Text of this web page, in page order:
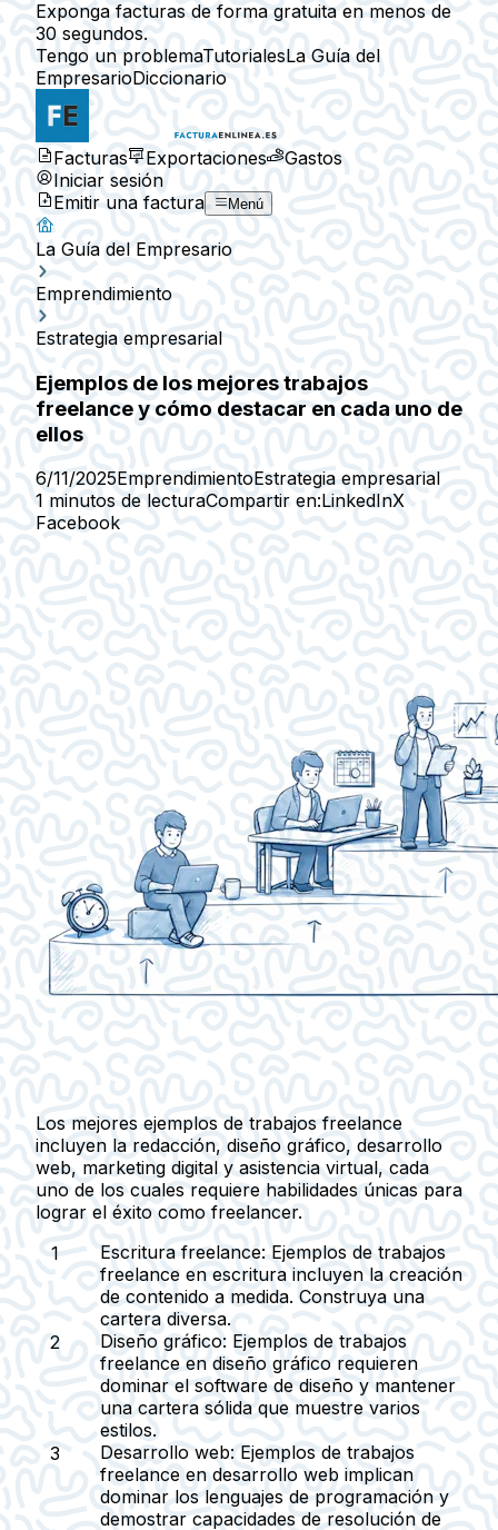
Exponga facturas de forma gratuita en menos de
30 segundos.
Tengo un problemaTutorialesLa Guía del
EmpresarioDiccionario
Facturas Exportaciones
Gastos
Iniciar sesión
Emitir una factura
Menú
La Guía del Empresario
Emprendimiento
Estrategia empresarial
Ejemplos de los mejores trabajos
freelance y cómo destacar en cada uno de
ellos
6/11/2025EmprendimientoEstrategia empresarial
1 minutos de lecturaCompartir en:LinkedInX
Facebook
Los mejores ejemplos de trabajos freelance
incluyen la redacción, diseño gráfico, desarrollo
web, marketing digital y asistencia virtual, cada
uno de los cuales requiere habilidades únicas para
lograr el éxito como freelancer.
Escritura freelance: Ejemplos de trabajos
freelance en escritura incluyen la creación
de contenido a medida. Construya una
cartera diversa.
Diseño gráfico: Ejemplos de trabajos
freelance en diseño gráfico requieren
dominar el software de diseño y mantener
una cartera sólida que muestre varios
estilos.
Desarrollo web: Ejemplos de trabajos
freelance en desarrollo web implican
dominar los lenguajes de programación y
demostrar capacidades de resolución de